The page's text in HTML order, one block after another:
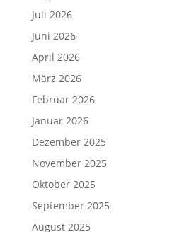
Juli 2026
Juni 2026
April 2026
März 2026
Februar 2026
Januar 2026
Dezember 2025
November 2025
Oktober 2025
September 2025
August 2025